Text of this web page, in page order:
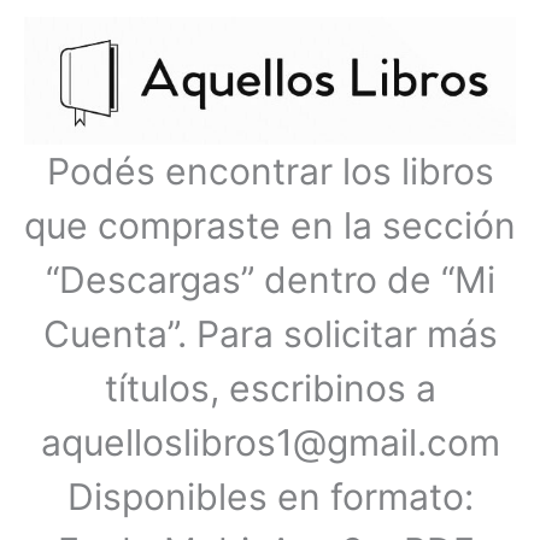
Podés encontrar los libros
que compraste en la sección
“Descargas” dentro de “Mi
Cuenta”. Para solicitar más
títulos, escribinos a
aquelloslibros1@gmail.com
Disponibles en formato:
principal